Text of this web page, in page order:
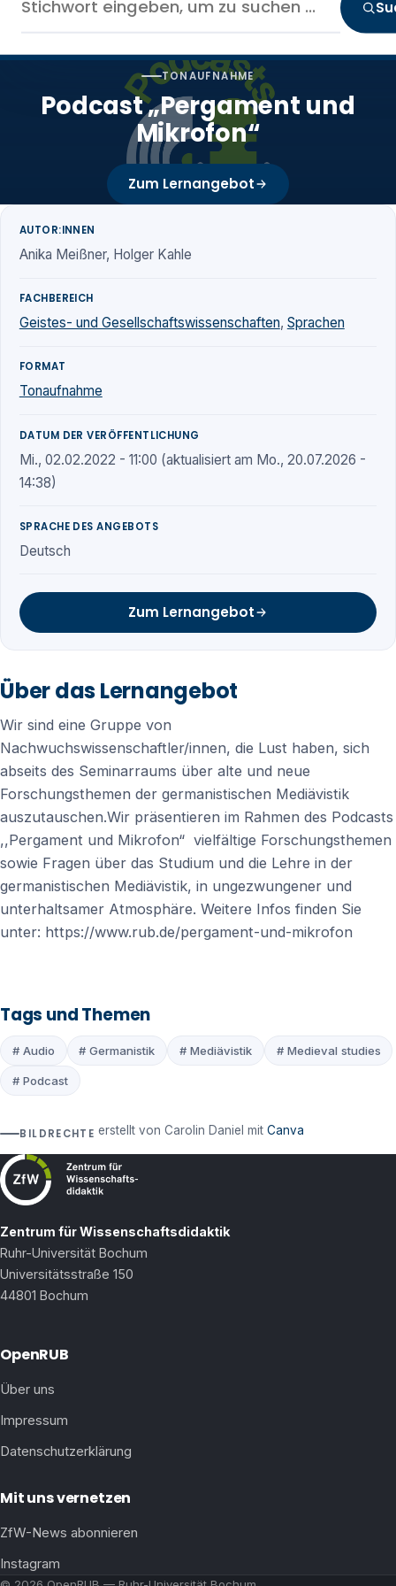
TONAUFNAHME
Podcast „Pergament und
Mikrofon“
Zum Lernangebot
Über das Lernangebot
Wir sind eine Gruppe von
Nachwuchswissenschaftler/innen, die Lust haben, sich
abseits des Seminarraums über alte und neue
Forschungsthemen der germanistischen Mediävistik
auszutauschen.Wir präsentieren im Rahmen des Podcasts
,,Pergament und Mikrofon“ vielfältige Forschungsthemen
sowie Fragen über das Studium und die Lehre in der
germanistischen Mediävistik, in ungezwungener und
unterhaltsamer Atmosphäre. Weitere Infos finden Sie
unter: https://www.rub.de/pergament-und-mikrofon
Tags und Themen
# Audio # Germanistik # Mediävistik # Medieval studies
# Podcast
BILDRECHTE erstellt von Carolin Daniel mitCanva
AUTOR:INNEN
Anika Meißner, Holger Kahle
FACHBEREICH
Geistes- und Gesellschaftswissenschaften, Sprachen
FORMAT
Tonaufnahme
DATUM DER VERÖFFENTLICHUNG
Mi., 02.02.2022 - 11:00 (aktualisiert am Mo., 20.07.2026 -
14:38)
SPRACHE DES ANGEBOTS
Deutsch
Zum Lernangebot
Zentrum für Wissenschaftsdidaktik
Ruhr-Universität Bochum
Universitätsstraße 150
44801 Bochum
OpenRUB
Über uns
Impressum
Datenschutzerklärung
Mit uns vernetzen
ZfW-News abonnieren
Instagram